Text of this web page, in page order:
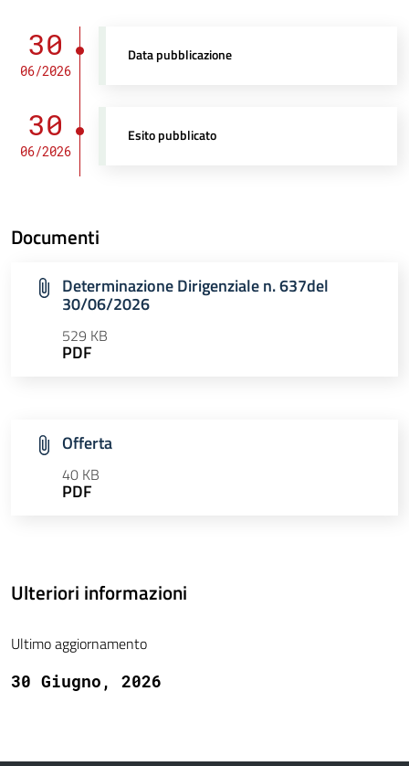
30
06/2026
Data pubblicazione
30
06/2026
Esito pubblicato
Documenti
Determinazione Dirigenziale n. 637del
30/06/2026
529 KB
PDF
Offerta
40 KB
PDF
Ulteriori informazioni
Ultimo aggiornamento
30 Giugno, 2026